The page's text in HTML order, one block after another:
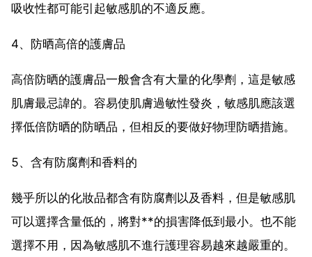
吸收性都可能引起敏感肌的不適反應。
4、防晒高倍的護膚品
高倍防晒的護膚品一般會含有大量的化學劑，這是敏感
肌膚最忌諱的。容易使肌膚過敏性發炎，敏感肌應該選
擇低倍防晒的防晒品，但相反的要做好物理防晒措施。
5、含有防腐劑和香料的
幾乎所以的化妝品都含有防腐劑以及香料，但是敏感肌
可以選擇含量低的，將對**的損害降低到最小。也不能
選擇不用，因為敏感肌不進行護理容易越來越嚴重的。